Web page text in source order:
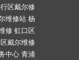
区戴尔修
维修站 杨
修 虹口区
戴尔维修
中心 青浦